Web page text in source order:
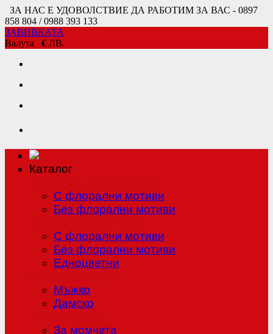
ЗА НАС Е УДОВОЛСТВИЕ ДА РАБОТИМ ЗА ВАС - 0897
858 804 / 0988 393 133
ЗАВИВКАТА
Валута € ЛВ.
Каталог
С флорални мотиви
Без флорални мотиви
С флорални мотиви
Без флорални мотиви
Едноцветни
Мъжко
Дамско
За момчета